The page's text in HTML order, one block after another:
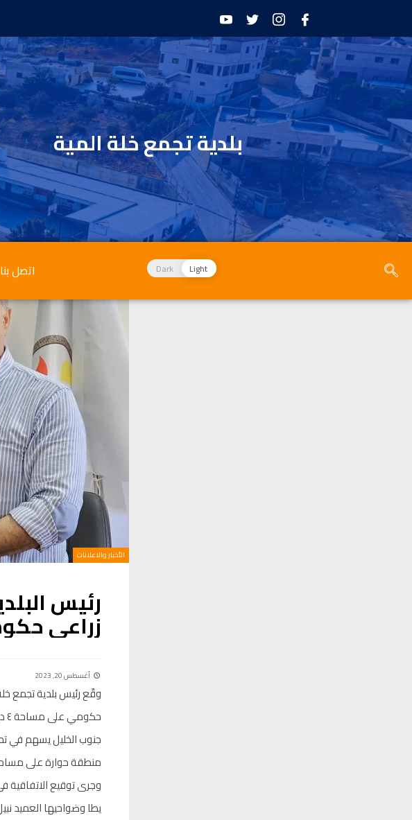
بلدية تجمع خلة المية
Light
Dark اتصل بنا
الأخبار والاعلانات
رئيس
زراعي
أغسطس 20, 2023
وقّع رئيس بلدية تجمع
جنوب الخليل يسهم في
منطقة حوارة على مساحة ١٠٠ دونم، وكذلك توقيع اتفاقية شق وتأهيل طرق زراعية
وجرى توقيع الاتفاقية
يطا وضواحيها العميد